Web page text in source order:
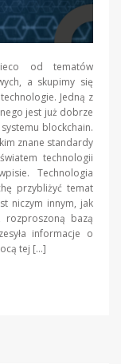
od tematów
a skupimy się
Jedną z
jest już dobrze
blockchain.
znane standardy
technologii
Technologia
przybliżyć temat
niczym innym, jak
rozproszoną bazą
informacje o
tej […]